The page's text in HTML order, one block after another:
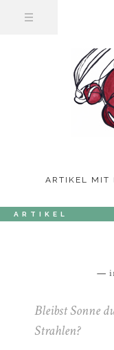
ARTIKEL MIT
ARTIKEL
Bleibst Sonne
Strahlen?